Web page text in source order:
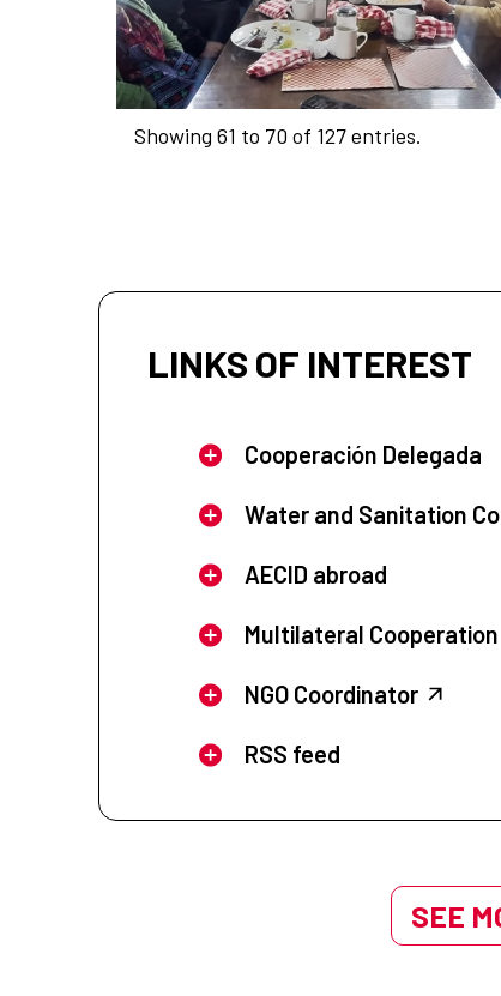
Showing 61 to 70 of 127 entries.
LINKS OF INTEREST
Cooperación Delegada
Water and Sanitation
AECID abroad
Multilateral Cooperation
NGO Coordinator
RSS feed
SEE